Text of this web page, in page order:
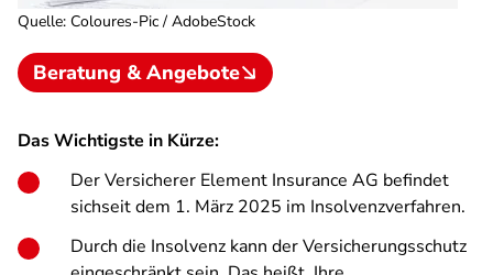
Quelle: Coloures-Pic / AdobeStock
Beratung & Angebote
Das Wichtigste in Kürze:
Der Versicherer Element Insurance AG befindet
sichseit dem 1. März 2025 im Insolvenzverfahren.
Durch die Insolvenz kann der Versicherungsschutz